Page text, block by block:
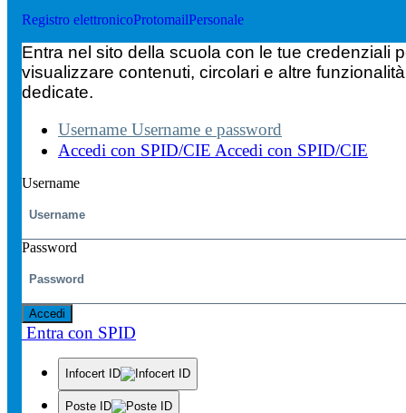
Registro elettronicoProtomailPersonale
Entra nel sito della scuola con le tue credenziali
visualizzare contenuti, circolari e altre
dedicate.
Username Username e password
Accedi con SPID/CIE Accedi con SPID/CIE
Username
Password
Accedi
Entra con SPID
Infocert ID
Poste ID